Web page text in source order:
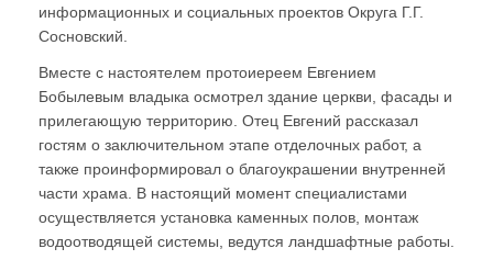
информационных и социальных проектов Округа Г.Г.
Сосновский.
Вместе с настоятелем протоиереем Евгением
Бобылевым владыка осмотрел здание церкви, фасады и
прилегающую территорию. Отец Евгений рассказал
гостям о заключительном этапе отделочных работ, а
также проинформировал о благоукрашении внутренней
части храма. В настоящий момент специалистами
осуществляется установка каменных полов, монтаж
водоотводящей системы, ведутся ландшафтные работы.